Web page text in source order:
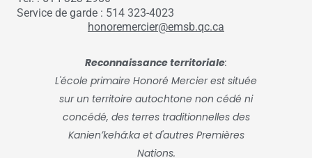
Service de garde : 514 323-4023
honoremercier@emsb.qc.ca
Reconnaissance territoriale:
L'école primaire Honoré Mercier est située
sur un territoire autochtone non cédé ni
concédé, des terres traditionnelles des
Kanienʼkehá:ka et d'autres Premières
Nations.